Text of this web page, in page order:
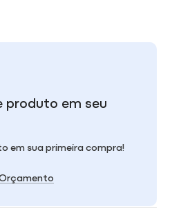
produto em seu
em sua primeira compra!